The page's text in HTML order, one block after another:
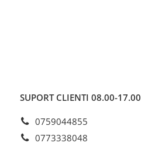
SUPORT CLIENTI 08.00-17.00
0759044855
0773338048